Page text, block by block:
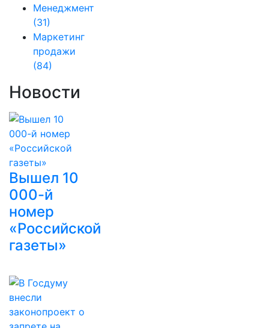
Менеджмент
(31)
Маркетинг
продажи
(84)
Новости
Вышел 10
000-й
номер
«Российской
газеты»